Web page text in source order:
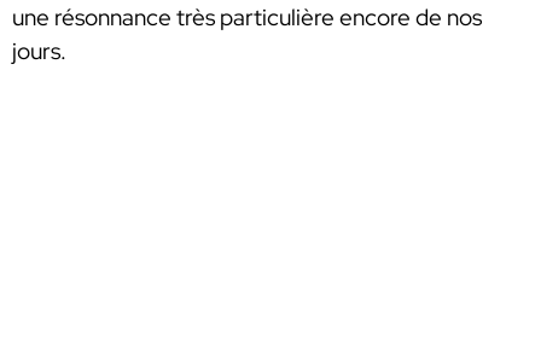
une résonnance très particulière encore de nos
jours.